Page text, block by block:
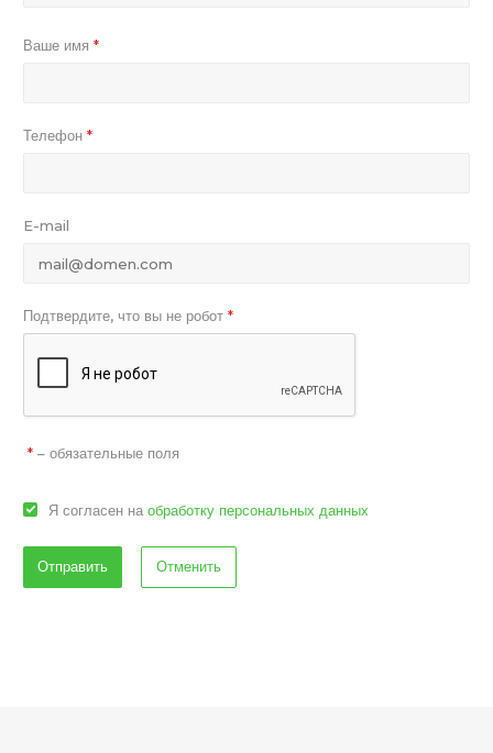
Ваше имя *
Телефон *
E-mail
Подтвердите, что вы не робот *
* – обязательные поля
Я согласен на обработку персональных данных
Отменить